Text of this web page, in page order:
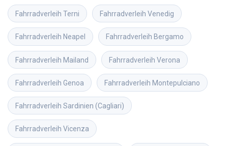
Fahrradverleih Terni Fahrradverleih Venedig
Fahrradverleih Neapel Fahrradverleih Bergamo
Fahrradverleih Mailand Fahrradverleih Verona
Fahrradverleih Genoa Fahrradverleih Montepulciano
Fahrradverleih Sardinien (Cagliari)
Fahrradverleih Vicenza